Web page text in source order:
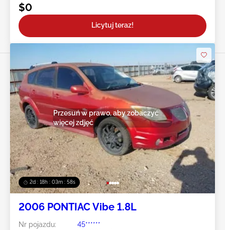
$0
Licytuj teraz!
2d : 18h : 03m : 55s
Przesuń w prawo, aby zobaczyć
więcej zdjęć
2006 PONTIAC Vibe 1.8L
Nr pojazdu:
45******